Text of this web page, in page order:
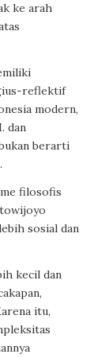
ke arah
reflektif
modern,
dan
berarti
filosofis
sosial dan
kecil dan
itu,